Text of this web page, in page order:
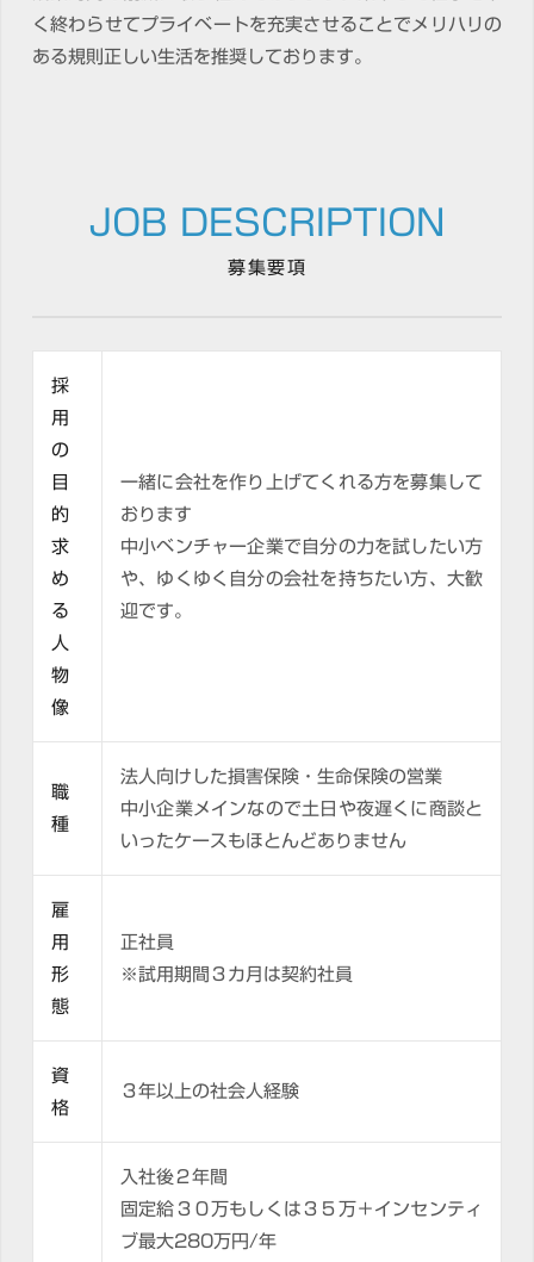
く終わらせてプライベートを充実させることでメリハリの
ある規則正しい生活を推奨しております。
JOB DESCRIPTION
募集要項
採
用
の
目
的
求
め
る
人
物
像
一緒に会社を作り上げてくれる方を募集して
おります
中小ベンチャー企業で自分の力を試したい方
や、ゆくゆく自分の会社を持ちたい方、大歓
迎です。
職
種
法人向けした損害保険・生命保険の営業
中小企業メインなので土日や夜遅くに商談と
いったケースもほとんどありません
雇
用
形
態
正社員
※試用期間３カ月は契約社員
資
格
３年以上の社会人経験
入社後２年間
固定給３０万もしくは３５万＋インセンティ
ブ最大280万円/年